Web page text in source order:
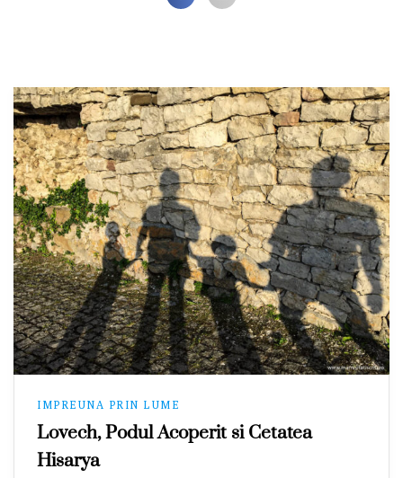
IMPREUNA PRIN LUME
Lovech, Podul Acoperit si Cetatea
Hisarya